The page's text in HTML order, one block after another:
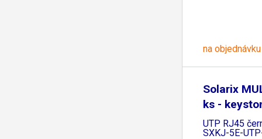
na objednávku
Solarix
ks -
UTP RJ45
SXKJ-5E-